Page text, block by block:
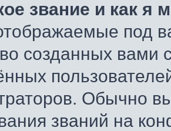
звание и как я
под
созданных
Обычно
званий на